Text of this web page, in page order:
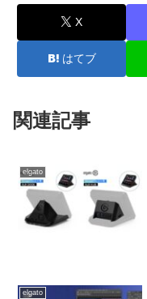
X
はてブ
関連記事
elgato
elgato